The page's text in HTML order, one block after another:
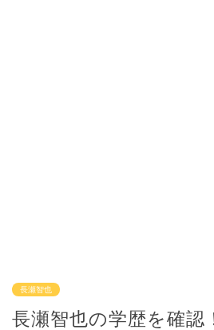
長瀬智也
長瀬智也の学歴を確認